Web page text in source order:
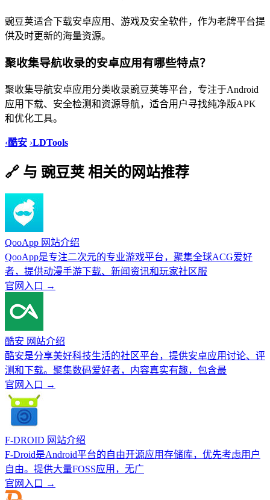
豌豆荚适合下载安卓应用、游戏及安全软件，作为老牌平台提
供及时更新的海量资源。
聚收集导航收录的安卓应用有哪些特点？
聚收集导航安卓应用分类收录豌豆荚等平台，专注于Android
应用下载、安全检测和资源导航，适合用户寻找纯净版APK
和优化工具。
‹酷安 ›LDTools
🔗 与 豌豆荚 相关的网站推荐
QooApp 网站介绍
QooApp是专注二次元的专业游戏平台，聚集全球ACG爱好
者，提供动漫手游下载、新闻资讯和玩家社区服
官网入口 →
酷安 网站介绍
酷安是分享美好科技生活的社区平台，提供安卓应用讨论、评
测和下载。聚集数码爱好者，内容真实有趣，包含最
官网入口 →
F-DROID 网站介绍
F-Droid是Android平台的自由开源应用存储库，优先考虑用户
自由。提供大量FOSS应用，无广
官网入口 →